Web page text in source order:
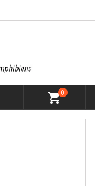
shopping_cart0